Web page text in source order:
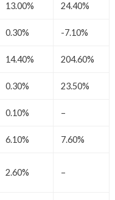
13.00% 24.40%
0.30% -7.10%
14.40% 204.60%
0.30% 23.50%
0.10% –
6.10% 7.60%
2.60% –